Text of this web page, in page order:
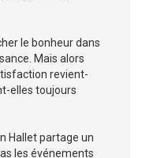
le bonheur dans
Mais alors
revient-
elles toujours
Hallet partage un
les événements